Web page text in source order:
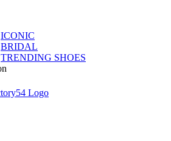
ICONIC
BRIDAL
TRENDING SHOES